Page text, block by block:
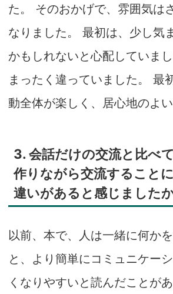
た。 そのおかげで、雰囲気は
なりました。 最初は、少し気
かもしれないと心配していま
まったく違っていました。 最
動全体が楽しく、居心地のよい
3. 会話だけの交流と比べ
作りながら交流すること
違いがあると感じましたか
以前、本で、人は一緒に何か
と、より簡単にコミュニケー
くなりやすいと読んだことが